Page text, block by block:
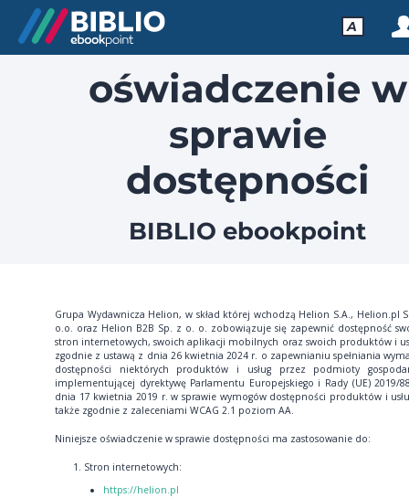
A
oświadczenie w
sprawie
dostępności
BIBLIO ebookpoint
Grupa Wydawnicza Helion, w skład której wchodzą Helion S.A., Helion.pl
o.o. oraz Helion B2B Sp. z o. o. zobowiązuje się zapewnić dostępność
stron internetowych, swoich aplikacji mobilnych oraz swoich produktów i
zgodnie z ustawą z dnia 26 kwietnia 2024 r. o zapewnianiu spełniania
dostępności niektórych produktów i usług przez podmioty
implementującej dyrektywę Parlamentu Europejskiego i Rady (UE) 2019/
dnia 17 kwietnia 2019 r. w sprawie wymogów dostępności produktów i
także zgodnie z zaleceniami WCAG 2.1 poziom AA.
Niniejsze oświadczenie w sprawie dostępności ma zastosowanie do:
Stron internetowych:
https://helion.pl